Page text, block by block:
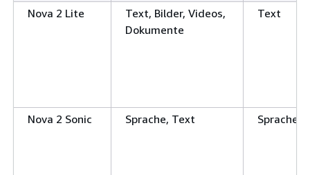
Nova 2 Lite
Text, Bilder, Videos,
Dokumente
Text
Nova 2 Sonic Sprache, Text Sprache,